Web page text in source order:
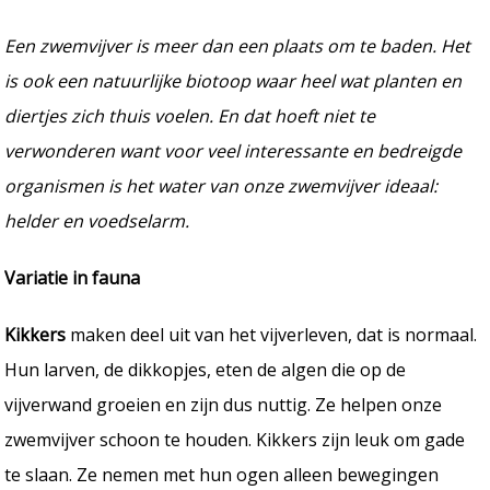
Een zwemvijver is meer dan een plaats om te baden. Het
is ook een natuurlijke biotoop waar heel wat planten en
diertjes zich thuis voelen. En dat hoeft niet te
verwonderen want voor veel interessante en bedreigde
organismen is het water van onze zwemvijver ideaal:
helder en voedselarm.
Variatie in fauna
Kikkers maken deel uit van het vijverleven, dat is normaal.
Hun larven, de dikkopjes, eten de algen die op de
vijverwand groeien en zijn dus nuttig. Ze helpen onze
zwemvijver schoon te houden. Kikkers zijn leuk om gade
te slaan. Ze nemen met hun ogen alleen bewegingen